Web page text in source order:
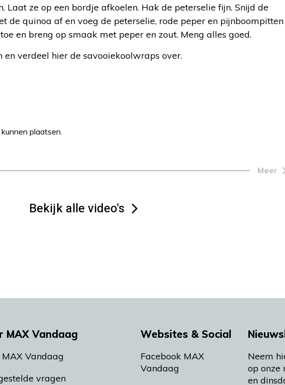
Laat ze op een bordje afkoelen. Hak de peterselie fijn. Snijd de
de quinoa af en voeg de peterselie, rode peper en pijnboompitten
en breng op smaak met peper en zout. Meng alles goed.
verdeel hier de savooiekoolwraps over.
plaatsen.
Meer
Bekijk alle video's
MAX Vandaag
MAX Vandaag
vragen
Websites & Social
Facebook MAX
Vandaag
Neem
op onze
en